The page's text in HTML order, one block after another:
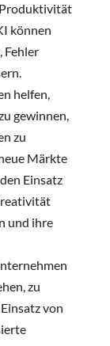
Produktivität
können
Fehler
helfen,
gewinnen,
zu
Märkte
Einsatz
und ihre
zu
von